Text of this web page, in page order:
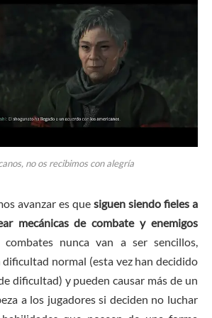
no os recibimos con alegría
avanzar es que siguen siendo fieles a
mecánicas de combate y enemigos
nunca van a ser sencillos,
normal (esta vez han decidido
dificultad) y pueden causar más de un
a los jugadores si deciden no luchar